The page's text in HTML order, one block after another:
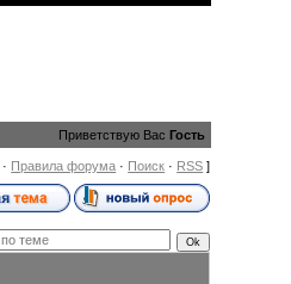
Приветствую Вас Гость
· Правила форума · Поиск · RSS ]